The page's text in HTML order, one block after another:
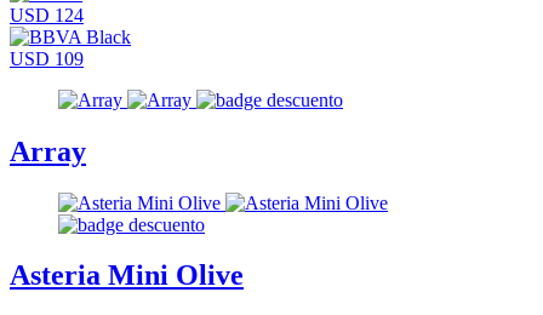
USD 124
USD 109
Array
Asteria Mini Olive